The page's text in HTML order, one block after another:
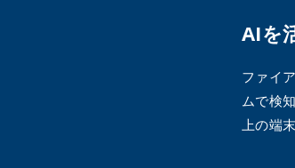
AIを
ファイ
ムで検
上の端